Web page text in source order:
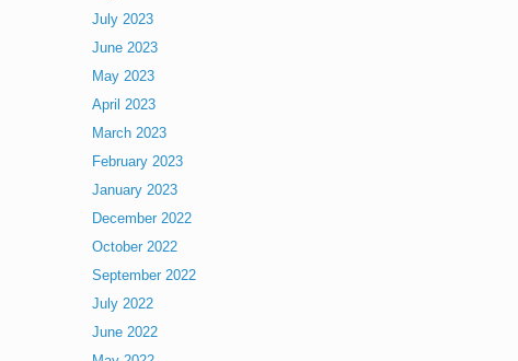
July 2023
June 2023
May 2023
April 2023
March 2023
February 2023
January 2023
December 2022
October 2022
September 2022
July 2022
June 2022